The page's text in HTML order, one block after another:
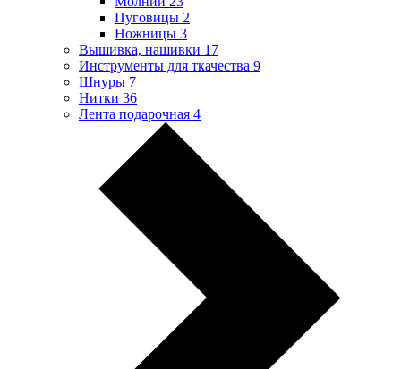
Пуговицы 2
Ножницы 3
Вышивка, нашивки 17
Инструменты для ткачества 9
Шнуры 7
Нитки 36
Лента подарочная 4